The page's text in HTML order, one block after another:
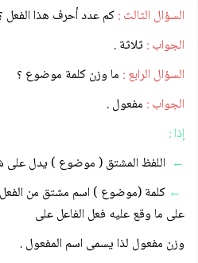
السؤال الثالث :كم عدد أحرف هذا الفعل
الجواب : ثلاثة .
السؤال الرابع : ما وزن كلمة موضوع ؟
الجواب : مفعول .
إذا :
← اللفظ المشتق ( موضوع ) يدل على
← كلمة (موضوع ) اسم مشتق من الفعل
على ما وقع عليه فعل الفاعل على
وزن مفعول لذا يسمى اسم المفعول .